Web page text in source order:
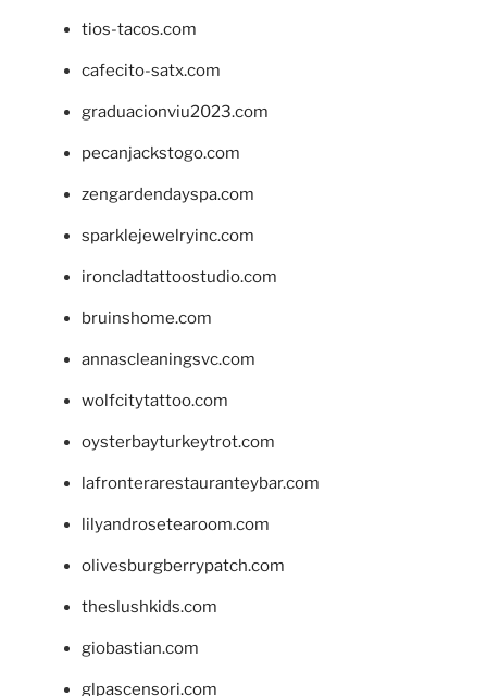
tios-tacos.com
cafecito-satx.com
graduacionviu2023.com
pecanjackstogo.com
zengardendayspa.com
sparklejewelryinc.com
ironcladtattoostudio.com
bruinshome.com
annascleaningsvc.com
wolfcitytattoo.com
oysterbayturkeytrot.com
lafronterarestauranteybar.com
lilyandrosetearoom.com
olivesburgberrypatch.com
theslushkids.com
giobastian.com
glpascensori.com